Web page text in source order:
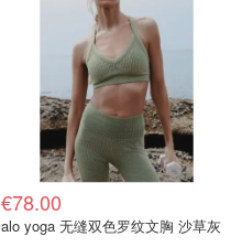
€78.00
alo yoga 无缝双色罗纹文胸 沙草灰